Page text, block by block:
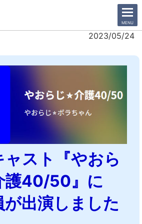
CLOSE
MENU
2023/05/24
スト『やおら
護40/50』に
が出演しました
ニュース一覧
サステナビリティ
IR情報
採用情報
English